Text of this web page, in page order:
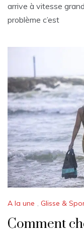
arrive à vitesse
problème c’est
A la une , Glisse &
Comment